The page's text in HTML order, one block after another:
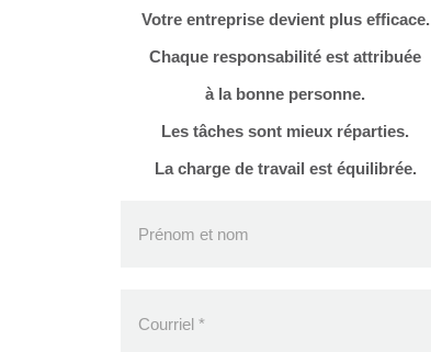
Votre entreprise devient plus efficace.
Chaque responsabilité est attribuée
à la bonne personne.
Les tâches sont mieux réparties.
La charge de travail est équilibrée.
Prénom et nom
Courriel *